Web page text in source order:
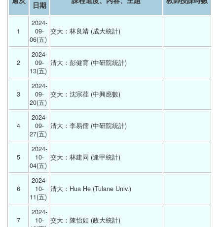
日期
1
2024-
09-
06(五)
交大：林良靖 (成大統計)
2
2024-
09-
13(五)
清大：彭健育 (中研院統計)
3
2024-
09-
20(五)
交大：沈宗荏 (中興應數)
4
2024-
09-
27(五)
清大：李易儒 (中研院統計)
5
2024-
10-
04(五)
交大：林建同 (逢甲統計)
6
2024-
10-
11(五)
清大：Hua He (Tulane Univ.)
7
2024-
10-
交大：陳怡如 (政大統計)